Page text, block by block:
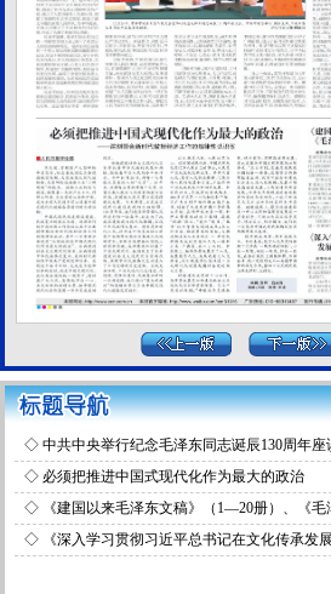
◇ 中共中央举行纪念毛泽东同志诞辰130周年座
◇ 必须把推进中国式现代化作为最大的政治
◇
《建国以来毛泽东文稿》（1—20册）、《
卷）出版发行
◇
《深入学习贯彻习近平总书记在文化传承发